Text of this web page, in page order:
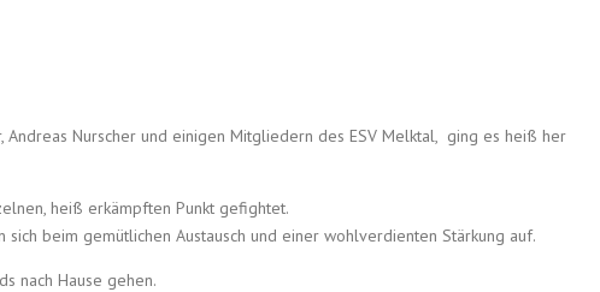
Nurscher und einigen Mitgliedern des ESV Melktal, ging es heiß her
heiß erkämpften Punkt gefightet.
beim gemütlichen Austausch und einer wohlverdienten Stärkung auf.
nach Hause gehen.